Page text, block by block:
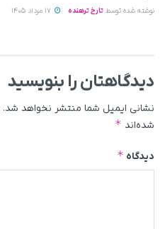
نوشته شده توسط تارخ ترهنده
دیدگاهتان را بنویسید
نشانی ایمیل شما منتشر نخواهد شد.
شده‌اند *
دیدگاه *